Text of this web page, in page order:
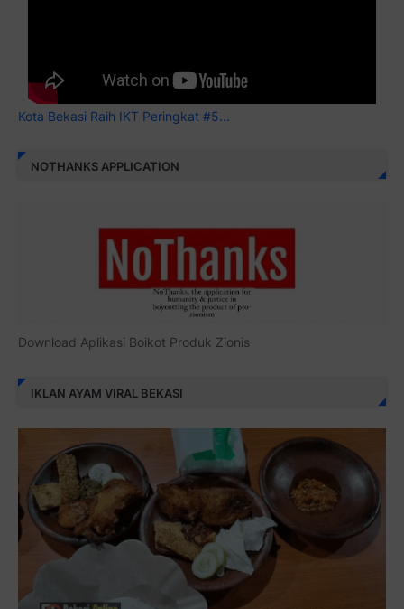
Kota Bekasi Raih IKT Peringkat #5...
NOTHANKS APPLICATION
Download Aplikasi Boikot Produk Zionis
IKLAN AYAM VIRAL BEKASI